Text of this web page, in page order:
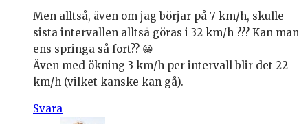
Men alltså, även om jag börjar på 7 km/h, skulle
sista intervallen alltså göras i 32 km/h ??? Kan man
ens springa så fort?? 😀
Även med ökning 3 km/h per intervall blir det 22
km/h (vilket kanske kan gå).
Svara